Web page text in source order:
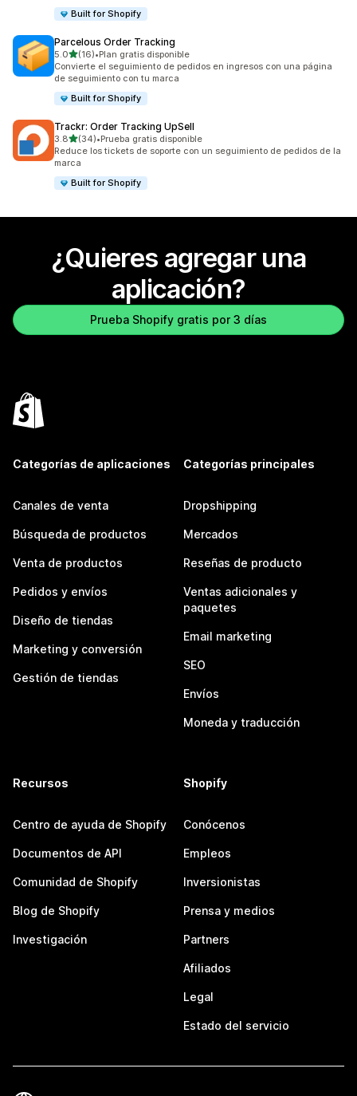
Built for Shopify
Parcelous Order Tracking
5.0de 5 estrellas
(16)
16 reseñas en total
•Plan gratis disponible
Convierte el seguimiento de pedidos en ingresos con una página
de seguimiento con tu marca
Built for Shopify
Trackr: Order Tracking UpSell
3.8de 5 estrellas
(34)
34 reseñas en total
•Prueba gratis disponible
Reduce los tickets de soporte con un seguimiento de pedidos de la
marca
Built for Shopify
¿Quieres agregar una
aplicación?
Prueba Shopify gratis por 3 días
Categorías de aplicaciones
Canales de venta
Búsqueda de productos
Venta de productos
Pedidos y envíos
Diseño de tiendas
Marketing y conversión
Gestión de tiendas
Categorías principales
Dropshipping
Mercados
Reseñas de producto
Ventas adicionales y
paquetes
Email marketing
SEO
Envíos
Moneda y traducción
Recursos
Centro de ayuda de Shopify
Documentos de API
Comunidad de Shopify
Blog de Shopify
Investigación
Shopify
Conócenos
Empleos
Inversionistas
Prensa y medios
Partners
Afiliados
Legal
Estado del servicio